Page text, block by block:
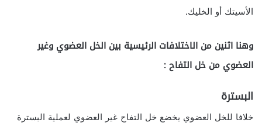
الأسيتك أو الخليك.
وهنا اثنين من الاختلافات الرئيسية بين الخل العضوي وغير
العضوي من خل التفاح :
البسترة
خلافا للخل العضوي يخضع خل التفاح غير العضوي لعملية البسترة